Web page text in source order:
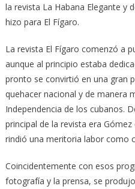
la revista La Habana Elegante y
hizo para El Fígaro.
La revista El Fígaro comenzó a
aunque al principio estaba
pronto se convirtió en una gran
quehacer nacional y de manera
Independencia de los cubanos.
principal de la revista era
rindió una meritoria labor como
Coincidentemente con esos
fotografía y la prensa, se